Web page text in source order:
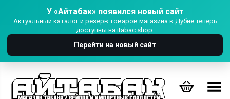
У «Айтабак» появился новый сайт
Актуальный каталог и резерв товаров магазина в Дубне теперь
доступны на itabac.shop.
Перейти на новый сайт
Переключить Меню